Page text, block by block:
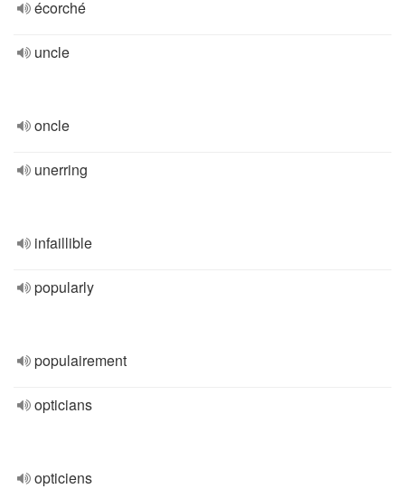
écorché
uncle
oncle
unerring
infaillible
popularly
populairement
opticians
opticiens